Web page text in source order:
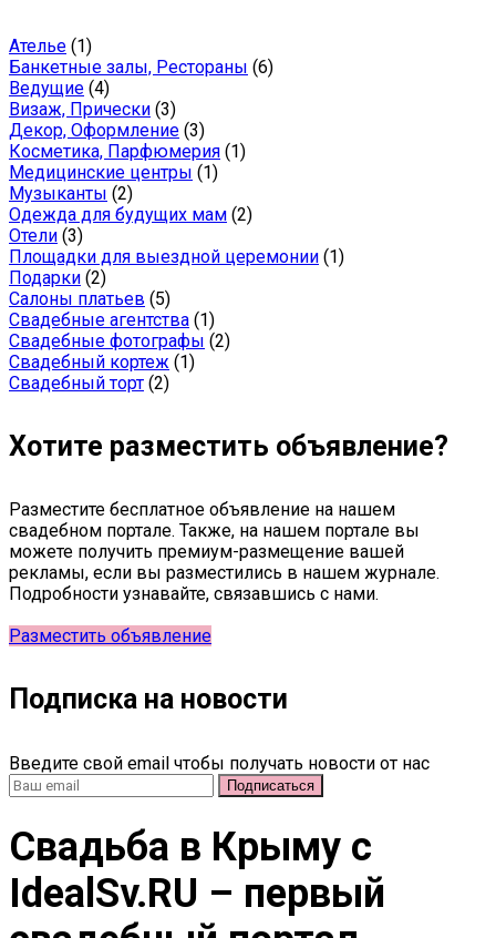
Ателье (1)
Банкетные залы, Рестораны (6)
Ведущие (4)
Визаж, Прически (3)
Декор, Оформление (3)
Косметика, Парфюмерия (1)
Медицинские центры (1)
Музыканты (2)
Одежда для будущих мам (2)
Отели (3)
Площадки для выездной церемонии (1)
Подарки (2)
Салоны платьев (5)
Свадебные агентства (1)
Свадебные фотографы (2)
Свадебный кортеж (1)
Свадебный торт (2)
Хотите разместить объявление?
Разместите бесплатное объявление на нашем
свадебном портале. Также, на нашем портале вы
можете получить премиум-размещение вашей
рекламы, если вы разместились в нашем журнале.
Подробности узнавайте, связавшись с нами.
Разместить объявление
Подписка на новости
Введите свой email чтобы получать новости от нас
Свадьба в Крыму c
IdealSv.RU – первый